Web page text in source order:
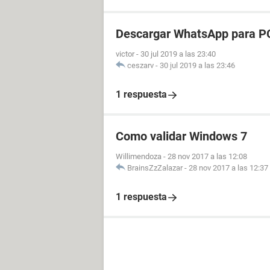
Descargar WhatsApp para
victor - 30 jul 2019 a las 23:40
ceszarv - 30 jul 2019 a las 23:46
1 respuesta
Como validar Windows 7
Willimendoza - 28 nov 2017 a las 12:08
BrainsZzZalazar - 28 nov 2017 a las 12:37
1 respuesta